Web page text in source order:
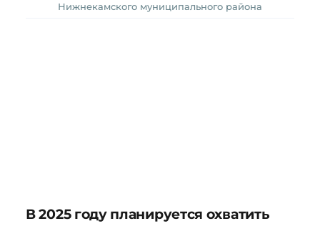
Нижнекамского муниципального района
В 2025 году планируется охватить